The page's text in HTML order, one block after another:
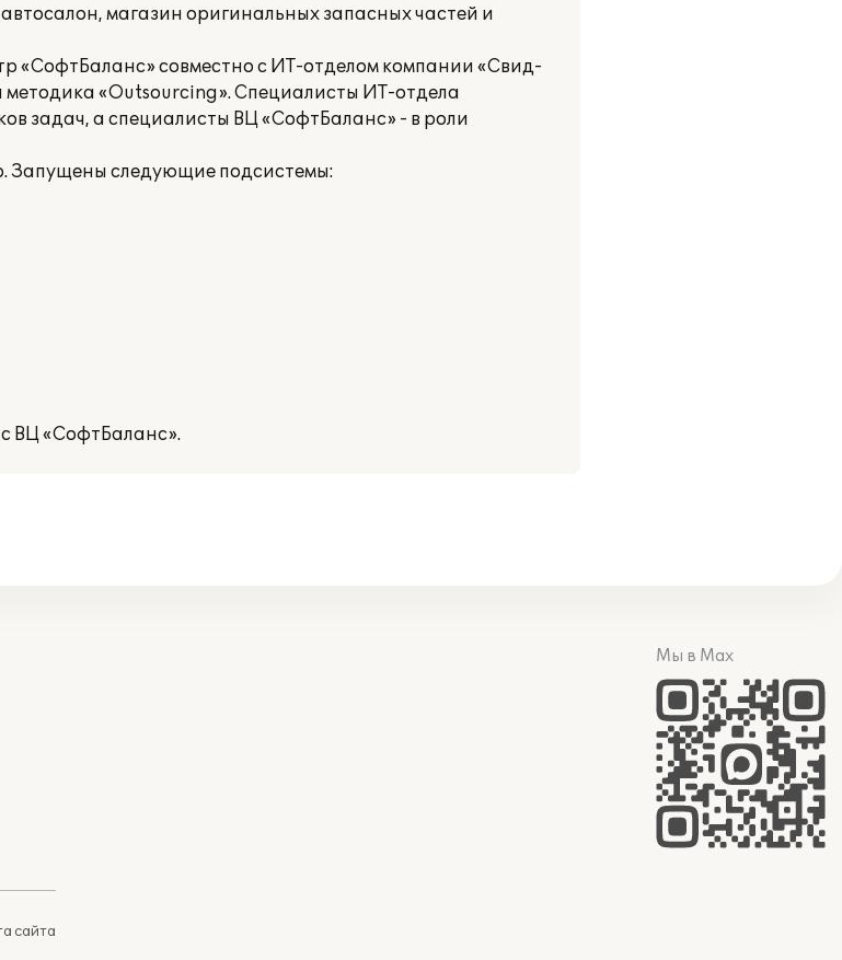
магазин оригинальных запасных частей и
«СофтБаланс» совместно с ИТ-отделом компании «Свид-
«Outsourcing». Специалисты ИТ-отдела
задач, а специалисты ВЦ «СофтБаланс» - в роли
Запущены следующие подсистемы:
ВЦ «СофтБаланс».
сайта
Мы в Max